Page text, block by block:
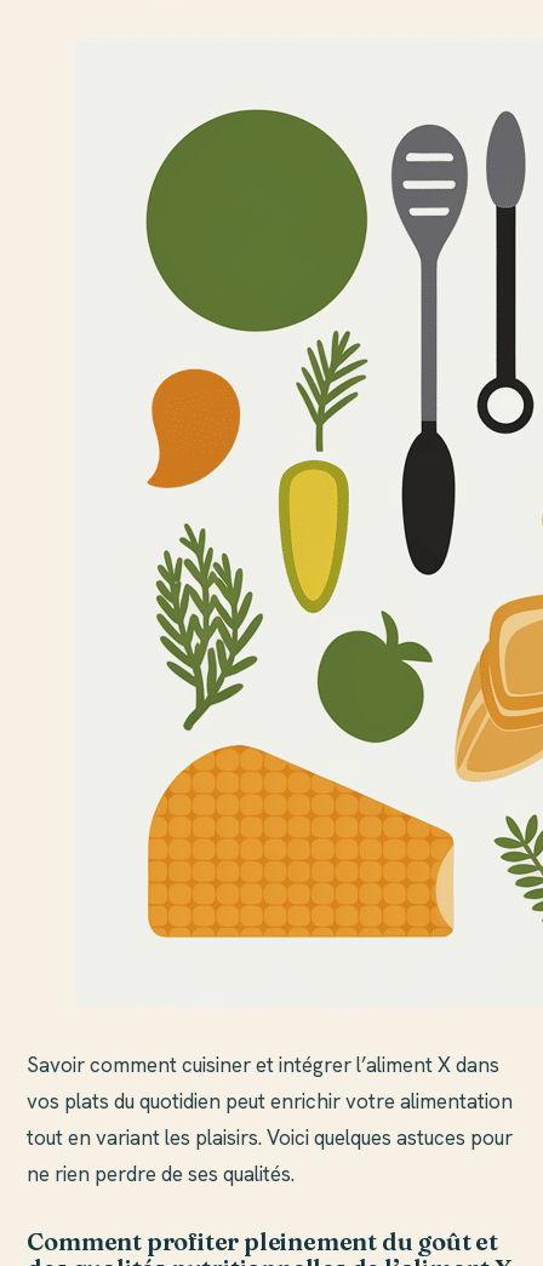
Savoir comment cuisiner et intégrer l’aliment X dans
vos plats du quotidien peut enrichir votre alimentation
tout en variant les plaisirs. Voici quelques astuces pour
ne rien perdre de ses qualités.
Comment profiter pleinement du goût et